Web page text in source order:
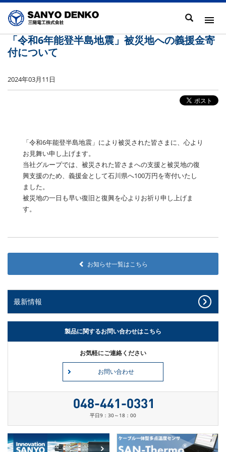
「令和6年能登半島地震」被災地への義援金寄
付について
2024年03月11日
「令和6年能登半島地震」により被災された皆さまに、心より
お見舞い申し上げます。
当社グループでは、被災された皆さまへの支援と被災地の復
興支援のため、義援金として石川県へ100万円を寄付いたし
ました。
被災地の一日も早い復旧と復興を心よりお祈り申し上げま
す。
お知らせ一覧はこちら
最新情報
製品に関するお問い合わせはこちら
お気軽にご連絡ください
お問い合わせ
平日9：30～18：00